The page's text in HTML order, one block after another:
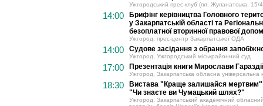
Ужгородський прес-клуб (пл. Жупанатська, 15/
14:00
Брифінг керівництва Головного
у Закарпатській області та
безоплатної вторинної правової
Ужгород, прес-центр Закарпатської ОДА
14:00 Судове засідання з обрання
Ужгород, Ужгородський міськрайонний суд
17:00 Презентація книги Мирослави
Ужгород, Закарпатська обласна універсальна
18:30
Вистава "Краще залишайся мертвим"
"Чи знаєте ви Чумацький шлях?"
Ужгород, Закарпатський академічний